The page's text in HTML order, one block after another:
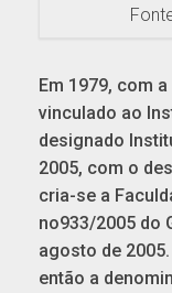
Em 1979, com
vinculado ao
designado
2005, com o
cria-se a
no933/2005 do
agosto de
então a